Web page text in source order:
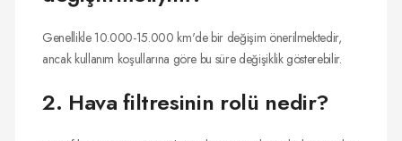
Genellikle 10.000-15.000 km'de bir değişim önerilmektedir,
ancak kullanım koşullarına göre bu süre değişiklik gösterebilir.
2. Hava filtresinin rolü nedir?